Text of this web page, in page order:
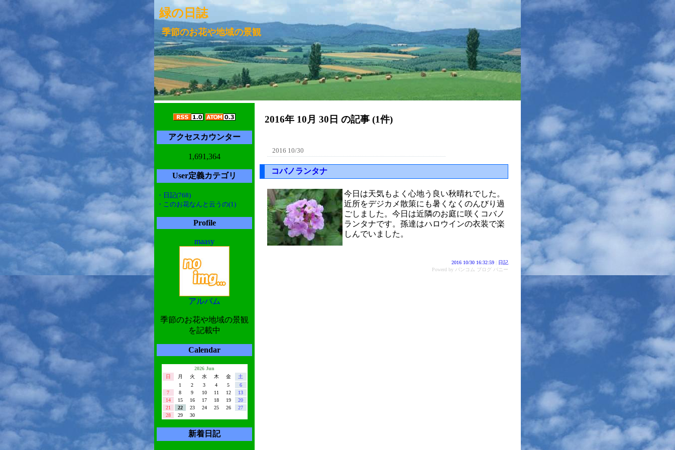
緑の日誌
季節のお花や地域の景観
アクセスカウンター
1,691,364
User定義カテゴリ
・日記(768)
・このお花なんと云うの(1)
Profile
maasy
アルバム
季節のお花や地域の景観
を記載中
Calendar
2026 Jun
日
月 火 水 木 金
土
1
2 3 4 5
6
7
8 9 10 11 12
13
14
15 16 17 18 19
20
21
22 23 24 25 26
27
28
29 30
新着日記
2016年 10月 30日 の記事 (1件)
2016 10/30
コバノランタナ
今日は天気もよく心地う良い秋晴れでした。
近所をデジカメ散策にも暑くなくのんびり過
ごしました。今日は近隣のお庭に咲くコバノ
ランタナです。孫達はハロウインの衣装で楽
しんでいました。
2016 10/30 16:32:59
日記
Powerd by バンコム ブログ バニー